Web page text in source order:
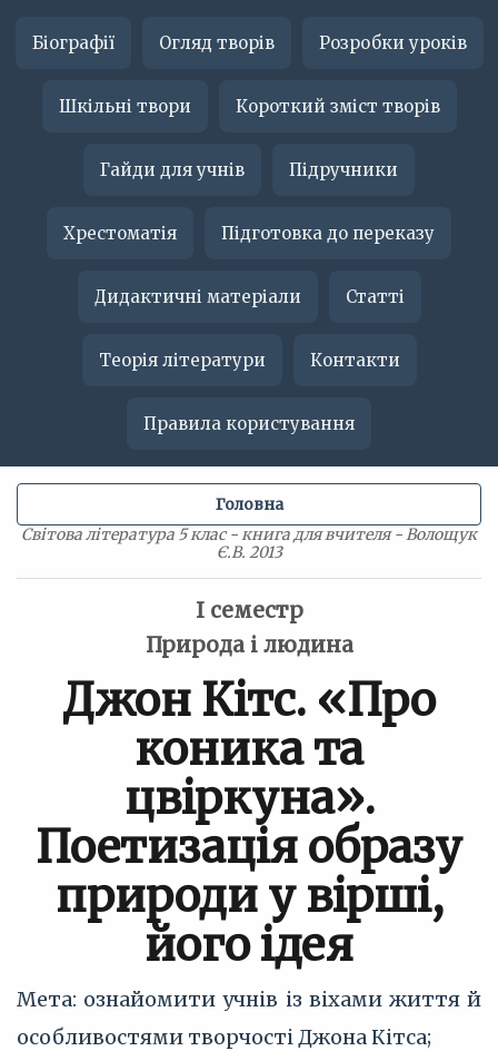
Біографії Огляд творів Розробки уроків
Шкільні твори Короткий зміст творів
Гайди для учнів Підручники
Хрестоматія Підготовка до переказу
Дидактичні матеріали Статті
Теорія літератури Контакти
Правила користування
Світова література 5 клас - книга для вчителя - Волощук
Є.В. 2013
Головна
I семестр
Природа і людина
Джон Кітс. «Про
коника та
цвіркуна».
Поетизація образу
природи у вірші,
його ідея
Мета: ознайомити учнів із віхами життя й
особливостями творчості Джона Кітса;